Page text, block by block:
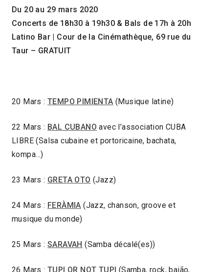
Du 20 au 29 mars 2020
Concerts de 18h30 à 19h30 & Bals de 17h à 20h
Latino Bar | Cour de la Cinémathèque, 69 rue du
Taur – GRATUIT
20 Mars : TEMPO PIMIENTA (Musique latine)
22 Mars : BAL CUBANO avec l’association CUBA
LIBRE (Salsa cubaine et portoricaine, bachata,
kompa…)
23 Mars : GRETA OTO (Jazz)
24 Mars : FERÀMIA (Jazz, chanson, groove et
musique du monde)
25 Mars : SARAVAH (Samba décalé(es))
26 Mars : TUPI OR NOT TUPI (Samba, rock, baião,